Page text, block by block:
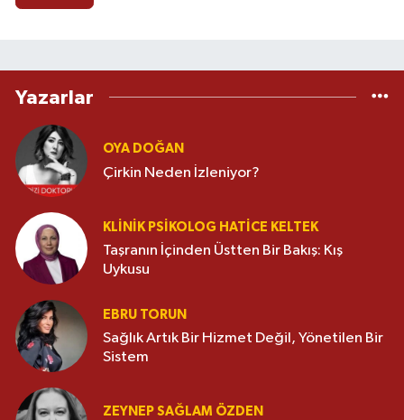
Yazarlar
OYA DOĞAN
Çirkin Neden İzleniyor?
KLINIK PSIKOLOG HATICE KELTEK
Taşranın İçinden Üstten Bir Bakış: Kış
Uykusu
EBRU TORUN
Sağlık Artık Bir Hizmet Değil, Yönetilen Bir
Sistem
ZEYNEP SAĞLAM ÖZDEN